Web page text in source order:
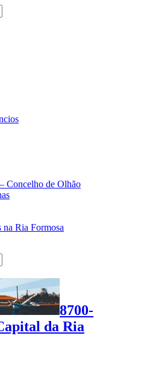
Concelho de Olhão
na Ria Formosa
8700-
da Ria